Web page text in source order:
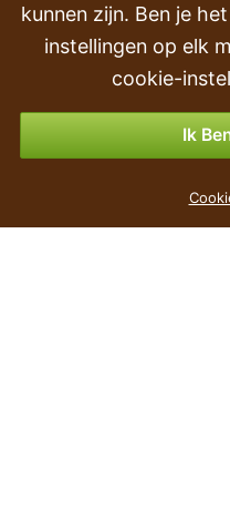
Volgorde
Retourneren &
kunnen zijn. Ben je
instellingen op elk
cookie-
Ik